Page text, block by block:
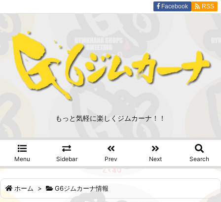
もっと気軽に楽しくジムカーナ！！
Menu Sidebar Prev Next Search
Facebook RSS
ホーム > G6ジムカーナ情報